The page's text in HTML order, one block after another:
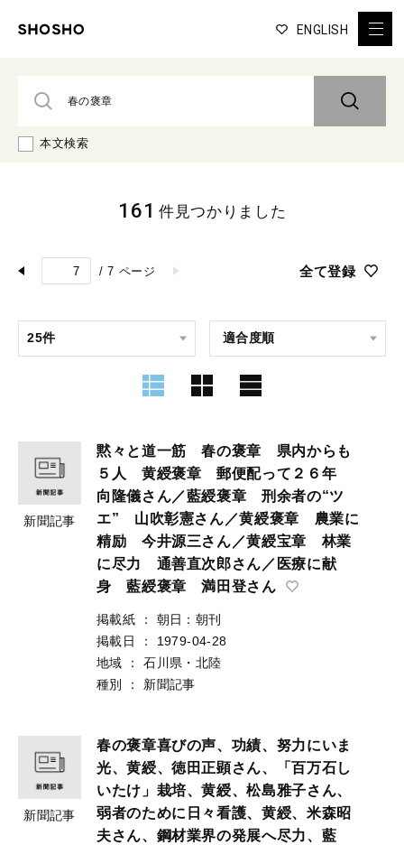
ENGLISH
本文検索
/ 7 ページ 全て登録
161 件見つかりました
新聞記事
黙々と道一筋 春の褒章 県内からも
５人 黄綬褒章 郵便配って２６年
向隆儀さん／藍綬褒章 刑余者の“ツ
エ” 山吹彰憲さん／黄綬褒章 農業に
精励 今井源三さん／黄綬宝章 林業
に尽力 通善直次郎さん／医療に献
身 藍綬褒章 満田登さん
掲載紙 ：
朝日：朝刊
掲載日
：
1979-04-28
地域
：
石川県・北陸
種別
： 新聞記事
新聞記事
春の褒章喜びの声、功績、努力にいま
光、黄綬、徳田正顕さん、「百万石し
いたけ」栽培、黄綬、松島雅子さん、
弱者のために日々看護、黄綬、米森昭
夫さん、鋼材業界の発展へ尽力、藍